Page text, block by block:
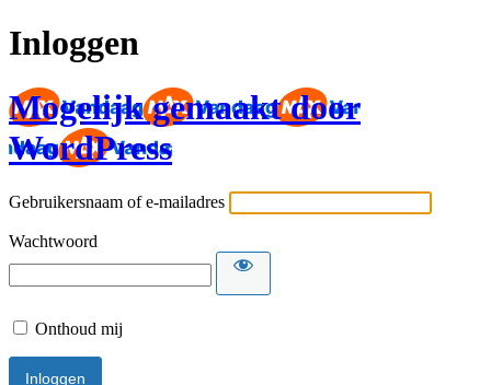
Inloggen
Mogelijk gemaakt door
WordPress
Gebruikersnaam of e-mailadres
Wachtwoord
Onthoud mij